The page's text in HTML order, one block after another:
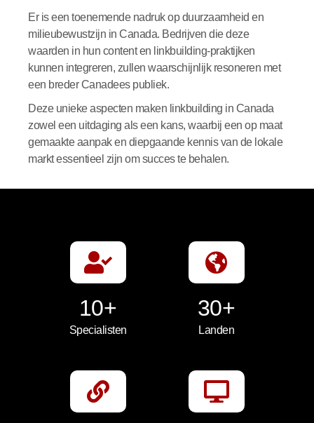
Er is een toenemende nadruk op duurzaamheid en
milieubewustzijn in Canada. Bedrijven die deze
waarden in hun content en linkbuilding-praktijken
kunnen integreren, zullen waarschijnlijk resoneren met
een breder Canadees publiek.
Deze unieke aspecten maken linkbuilding in Canada
zowel een uitdaging als een kans, waarbij een op maat
gemaakte aanpak en diepgaande kennis van de lokale
markt essentieel zijn om succes te behalen.
10+
Specialisten
30+
Landen